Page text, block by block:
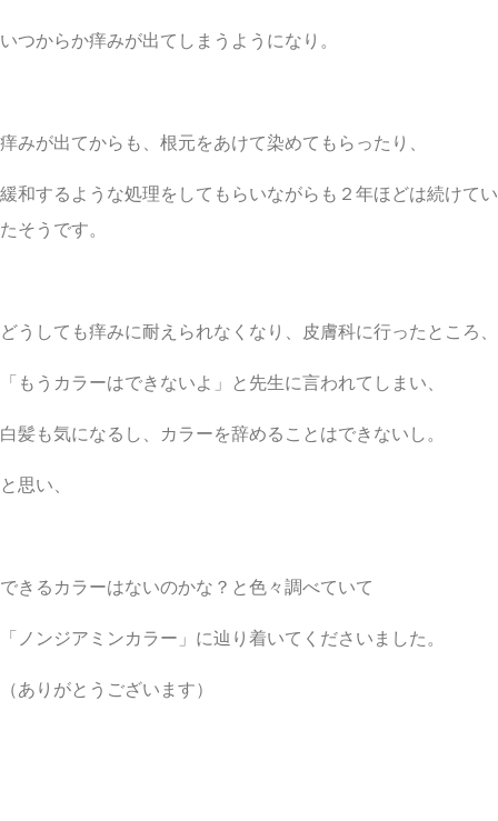
いつからか痒みが出てしまうようになり。
痒みが出てからも、根元をあけて染めてもらったり、
緩和するような処理をしてもらいながらも２年ほどは続けてい
たそうです。
どうしても痒みに耐えられなくなり、皮膚科に行ったところ、
「もうカラーはできないよ」と先生に言われてしまい、
白髪も気になるし、カラーを辞めることはできないし。
と思い、
できるカラーはないのかな？と色々調べていて
「ノンジアミンカラー」に辿り着いてくださいました。
（ありがとうございます）